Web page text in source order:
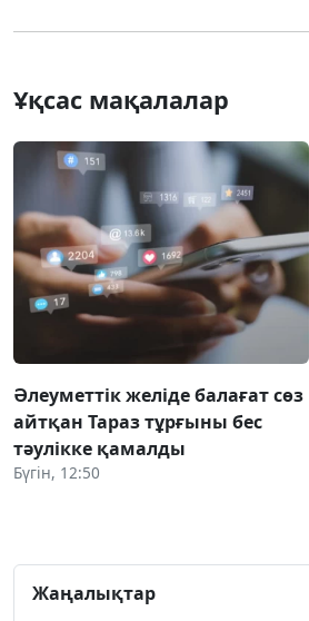
Ұқсас мақалалар
Әлеуметтік желіде балағат сөз
айтқан Тараз тұрғыны бес
тәулікке қамалды
Бүгін, 12:50
Жаңалықтар